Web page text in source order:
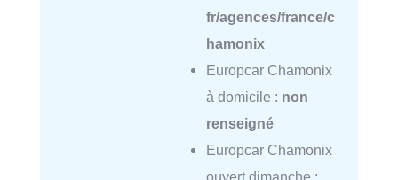
fr/agences/france/c
hamonix
Europcar Chamonix
à domicile : non
renseigné
Europcar Chamonix